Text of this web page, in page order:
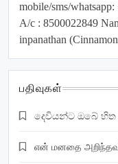
mobile/sms/
A/c : 8500022849
inpanathan
பதிவுகள்
දෙවියන්ට ඔබේ හිත
என் மனதை